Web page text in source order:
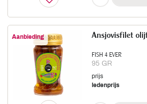
Aanbieding
FISH 4 EVER
95 GR
Ansjovisfilet
prijs
ledenprijs